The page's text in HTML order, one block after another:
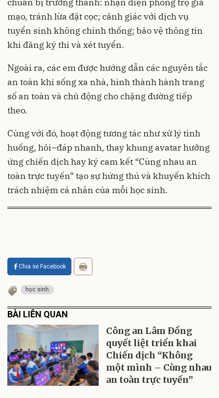
chuẩn bị trưởng thành: nhận diện phòng trọ giả
mạo, tránh lừa đặt cọc; cảnh giác với dịch vụ
tuyển sinh không chính thống; bảo vệ thông tin
khi đăng ký thi và xét tuyển.
Ngoài ra, các em được hướng dẫn các nguyên tắc
an toàn khi sống xa nhà, hình thành hành trang
số an toàn và chủ động cho chặng đường tiếp
theo.
Cùng với đó, hoạt động tương tác như xử lý tình
huống, hỏi–đáp nhanh, thay khung avatar hưởng
ứng chiến dịch hay ký cam kết “Cùng nhau an
toàn trực tuyến” tạo sự hứng thú và khuyến khích
trách nhiệm cá nhân của mỗi học sinh.
Chia sẻ Facebook
học sinh
BÀI LIÊN QUAN
Công an Lâm Đồng
quyết liệt triển khai
Chiến dịch “Không
một mình – Cùng nhau
an toàn trực tuyến”